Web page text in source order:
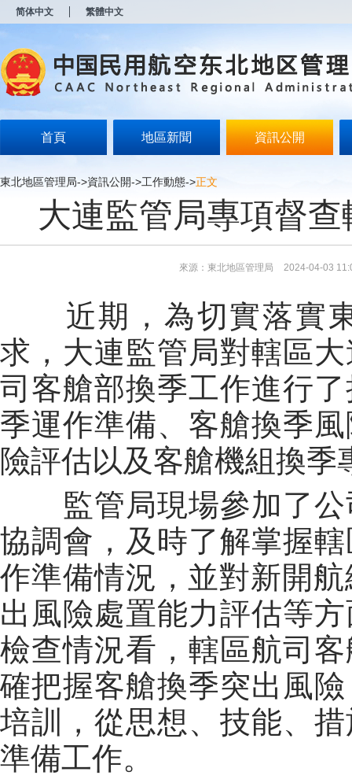
简体中文 繁體中文
首頁 地區新聞 資訊公開
東北地區管理局->資訊公開->工作動態->正文
大連監管局專項督
來源：東北地區管理局 2024-04-03
近期，為切實落實東
求，大連監管局對轄區
司客艙部換季工作進行
季運作準備、客艙換季
險評估以及客艙機組換
監管局現場參加了公
協調會，及時了解掌握
作準備情況，並對新開
出風險處置能力評估等
檢查情況看，轄區航司
確把握客艙換季突出風
培訓，從思想、技能、
準備工作。
开
无
障
说
按
Alt
键